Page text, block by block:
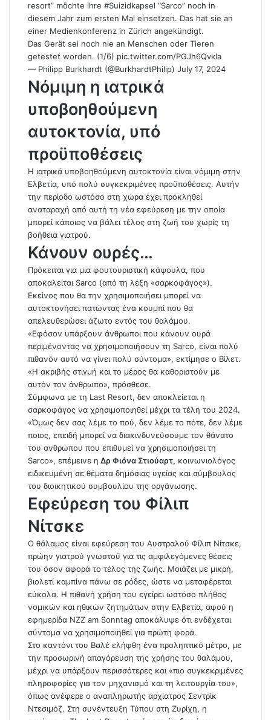
resort” möchte ihre #Suizidkapsel “Sarco” noch in
diesem Jahr zum ersten Mal einsetzen. Das hat sie an
einer Medienkonferenz in Zürich angekündigt.
Das Gerät sei noch nie an Menschen oder Tieren
getestet worden. (1/6) pic.twitter.com/PGJh6Qvkla
— Philipp Burkhardt (@BurkhardtPhilip) July 17, 2024
Νόμιμη η ιατρικά
υποβοηθούμενη
αυτοκτονία, υπό
προϋποθέσεις
Η ιατρικά υποβοηθούμενη αυτοκτονία είναι νόμιμη στην
Ελβετία, υπό πολύ συγκεκριμένες προϋποθέσεις. Αυτήν
την περίοδο ωστόσο στη χώρα έχει προκληθεί
αναταραχή από αυτή τη νέα εφεύρεση με την οποία
μπορεί κάποιος να βάλει τέλος στη ζωή του χωρίς τη
βοήθεια γιατρού.
Κάνουν ουρές…
Πρόκειται για μια φουτουριστική κάψουλα, που
αποκαλείται Sarco (από τη λέξη «σαρκοφάγος»).
Εκείνος που θα την χρησιμοποιήσει μπορεί να
αυτοκτονήσει πατώντας ένα κουμπί που θα
απελευθερώσει άζωτο εντός του θαλάμου.
«Εφόσον υπάρξουν άνθρωποι που κάνουν ουρά
περιμένοντας να χρησιμοποιήσουν τη Sarco, είναι πολύ
πιθανόν αυτό να γίνει πολύ σύντομα», εκτίμησε ο Βίλετ.
«Η ακριβής στιγμή και το μέρος θα καθοριστούν με
αυτόν τον άνθρωπο», πρόσθεσε.
Σύμφωνα με τη Last Resort, δεν αποκλείεται η
σαρκοφάγος να χρησιμοποιηθεί μέχρι τα τέλη του 2024.
«Όμως δεν σας λέμε το πού, δεν λέμε το πότε, δεν λέμε
ποιος, επειδή μπορεί να διακινδυνεύσουμε τον θάνατο
του ανθρώπου που επιθυμεί να χρησιμοποιήσει τη
Sarco», επέμεινε η Δρ Φιόνα Στιούαρτ, κοινωνιολόγος
ειδικευμένη σε θέματα δημόσιας υγείας και σύμβουλος
του διοικητικού συμβουλίου της οργάνωσης.
Εφεύρεση του Φίλιπ
Νίτσκε
Ο θάλαμος είναι εφεύρεση του Αυστραλού Φίλιπ Νίτσκε,
πρώην γιατρού γνωστού για τις αμφιλεγόμενες θέσεις
του όσον αφορά το τέλος της ζωής. Μοιάζει με μικρή,
βιολετί καμπίνα πάνω σε ρόδες, ώστε να μεταφέρεται
εύκολα. Η πιθανή χρήση του εγείρει ωστόσο πλήθος
νομικών και ηθικών ζητημάτων στην Ελβετία, αφού η
εφημερίδα NZZ am Sonntag αποκάλυψε ότι ενδέχεται
σύντομα να χρησιμοποιηθεί για πρώτη φορά.
Στο καντόνι του Βαλέ ελήφθη ένα προληπτικό μέτρο, με
την προσωρινή απαγόρευση της χρήσης του θαλάμου,
μέχρι να υπάρξουν περισσότερες και «πιο συγκεκριμένες
πληροφορίες για τον μηχανισμό και τη λειτουργία του»,
όπως ανέφερε ο αναπληρωτής αρχίατρος Σεντρίκ
Ντεσιμόζ. Στη συνέντευξη Τύπου στη Ζυρίχη, η